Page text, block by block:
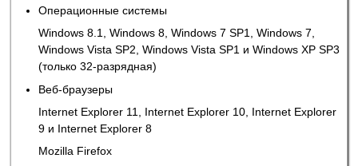
Операционные системы
Windows 8.1, Windows 8, Windows 7 SP1, Windows 7,
Windows Vista SP2, Windows Vista SP1и Windows XP SP3
(только 32-разрядная)
Веб-браузеры
Internet Explorer11, Internet Explorer10, Internet Explorer
9 и Internet Explorer8
Mozilla Firefox